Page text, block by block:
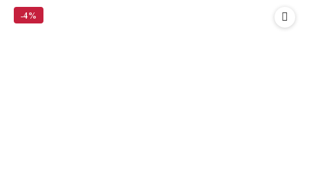
promocyjna:
przed
-4%